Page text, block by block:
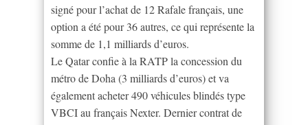
signé pour l’achat de 12 Rafale français, une
option a été pour 36 autres, ce qui représente la
somme de 1,1 milliards d’euros.
Le Qatar confie à la RATP la concession du
métro de Doha (3 milliards d’euros) et va
également acheter 490 véhicules blindés type
VBCI au français Nexter. Dernier contrat de